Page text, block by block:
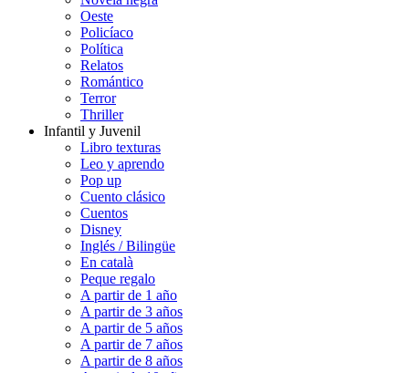
Oeste
Policíaco
Política
Relatos
Romántico
Terror
Thriller
Infantil y Juvenil
Libro texturas
Leo y aprendo
Pop up
Cuento clásico
Cuentos
Disney
Inglés / Bilingüe
En català
Peque regalo
A partir de 1 año
A partir de 3 años
A partir de 5 años
A partir de 7 años
A partir de 8 años